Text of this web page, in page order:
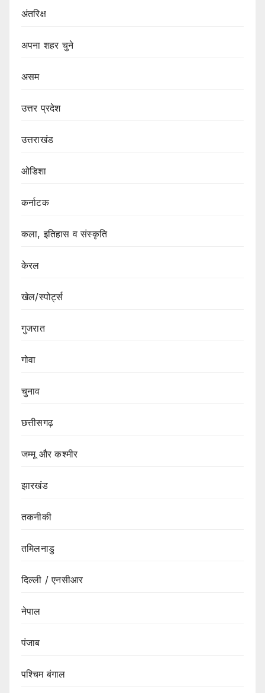
अंतरिक्ष
अपना शहर चुने
असम
उत्तर प्रदेश
उत्तराखंड
ओडिशा
कर्नाटक
कला, इतिहास व संस्कृति
केरल
खेल/स्पोर्ट्स
गुजरात
गोवा
चुनाव
छत्तीसगढ़
जम्मू और कश्मीर
झारखंड
तकनीकी
तमिलनाडु
दिल्ली / एनसीआर
नेपाल
पंजाब
पश्चिम बंगाल